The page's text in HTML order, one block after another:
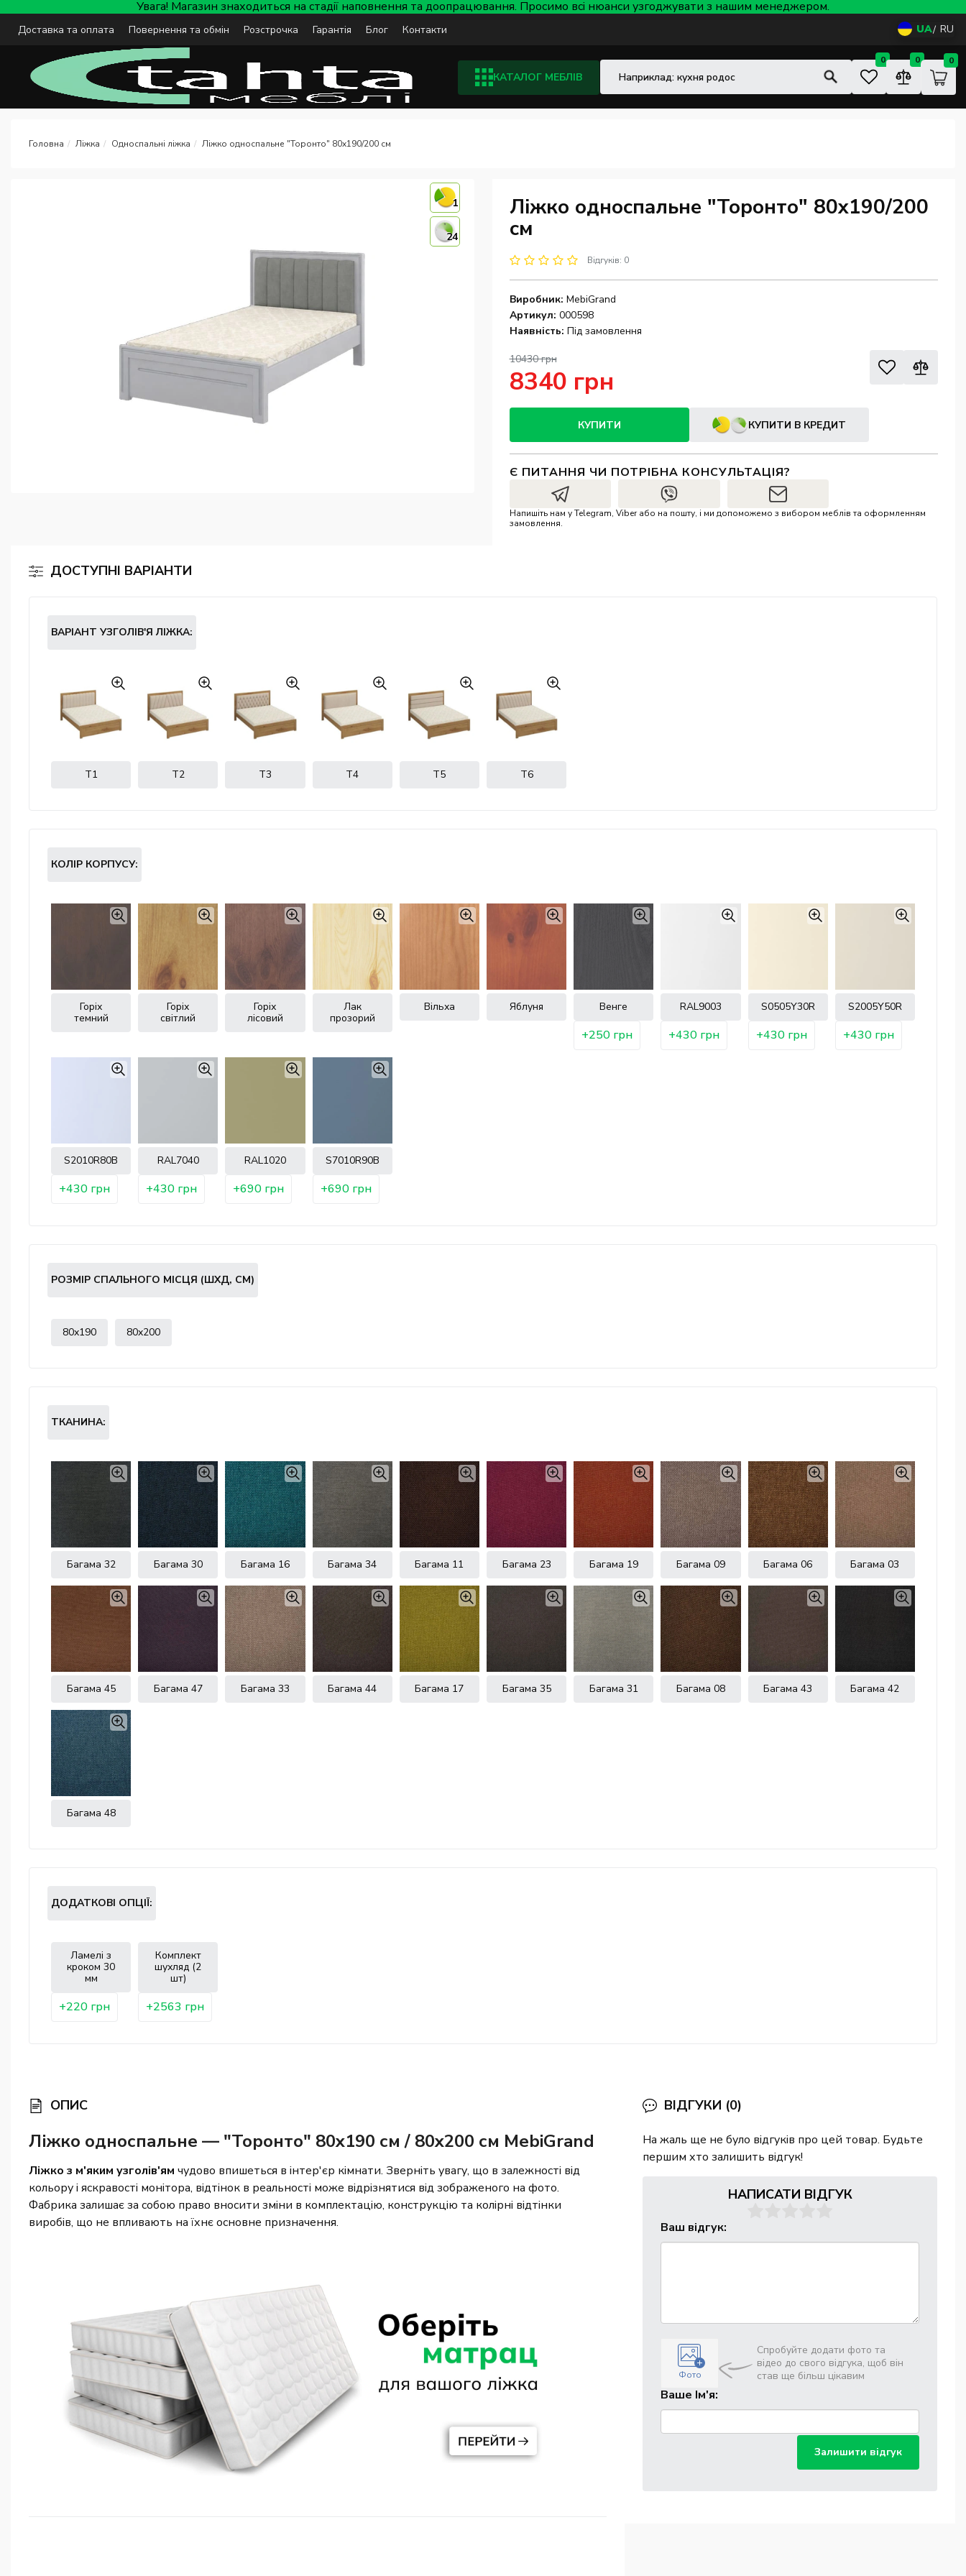
Увага! Магазин знаходиться на стадії наповнення та доопрацювання. Просимо всі нюанси узгоджувати з нашим менеджером.
Доставка та оплата Повернення та обмін Розстрочка Гарантія Блог Контакти UA RU
КАТАЛОГ МЕБЛІВ
0 0 0
Ліжка Односпальні ліжка Ліжко односпальне "Торонто" 80x190/200 см
1
24
Ліжко односпальне "Торонто" 80x190/200
см
Відгуків: 0
Виробник: MebiGrand
Артикул: 000598
Наявність: Під замовлення
10430 грн
8340 грн
КУПИТИ КУПИТИ В КРЕДИТ
Є ПИТАННЯ ЧИ ПОТРІБНА КОНСУЛЬТАЦІЯ?
Напишіть нам у Telegram, Viber або на пошту, і ми допоможемо з вибором меблів та оформленням
замовлення.
ДОСТУПНІ ВАРІАНТИ
ВАРІАНТ УЗГОЛІВ'Я ЛІЖКА:
Т1 Т2 Т3 Т4 Т5 Т6
КОЛІР КОРПУСУ:
Горіх
темний
Горіх
світлий
Горіх
лісовий
Лак
прозорий
Вільха Яблуня Венге
+250 грн
RAL9003
+430 грн
S0505Y30R
+430 грн
S2005Y50R
+430 грн
S2010R80B
+430 грн
RAL7040
+430 грн
RAL1020
+690 грн
S7010R90B
+690 грн
РОЗМІР СПАЛЬНОГО МІСЦЯ (ШXД, СМ)
80x190 80x200
ТКАНИНА:
Багама 32 Багама 30 Багама 16 Багама 34 Багама 11 Багама 23 Багама 19 Багама 09 Багама 06 Багама 03
Багама 45 Багама 47 Багама 33 Багама 44 Багама 17 Багама 35 Багама 31 Багама 08 Багама 43 Багама 42
Багама 48
ДОДАТКОВІ ОПЦІЇ:
Ламелі з
кроком 30
мм
+220 грн
Комплект
шухляд (2
шт)
+2563 грн
ОПИС
Ліжко односпальне — "Торонто" 80x190 см / 80x200 см MebiGrand
Ліжко з м'яким узголів'ям чудово впишеться в інтер'єр кімнати. Зверніть увагу, що в залежності від
кольору і яскравості монітора, відтінок в реальності може відрізнятися від зображеного на фото.
Фабрика залишає за собою право вносити зміни в комплектацію, конструкцію та колірні відтінки
виробів, що не впливають на їхнє основне призначення.
ВІДГУКИ (0)
На жаль ще не було відгуків про цей товар. Будьте
першим хто залишить відгук!
НАПИСАТИ ВІДГУК
Ваш відгук:
Фото
Спробуйте додати фото та
відео до свого відгука, щоб він
став ще більш цікавим
Ваше Ім'я:
Залишити відгук